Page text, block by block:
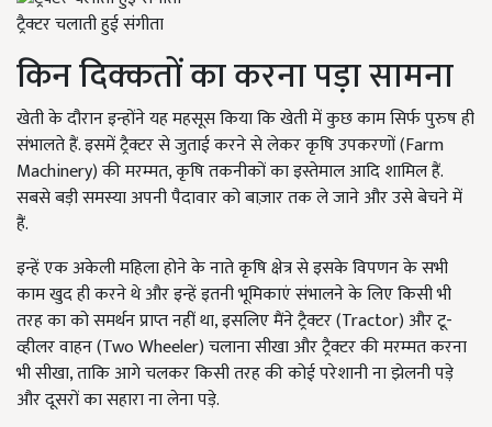
ट्रैक्टर चलाती हुई संगीता
किन दिक्कतों का करना पड़ा सामना
खेती के दौरान इन्होंने यह महसूस किया कि खेती में कुछ काम सिर्फ पुरुष ही
संभालते हैं. इसमें ट्रैक्टर से जुताई करने से लेकर कृषि उपकरणों (Farm
Machinery) की मरम्मत, कृषि तकनीकों का इस्तेमाल आदि शामिल हैं.
सबसे बड़ी समस्या अपनी पैदावार को बाज़ार तक ले जाने और उसे बेचने में
हैं.
इन्हें एक अकेली महिला होने के नाते कृषि क्षेत्र से इसके विपणन के सभी
काम खुद ही करने थे और इन्हें इतनी भूमिकाएं संभालने के लिए किसी भी
तरह का को समर्थन प्राप्त नहीं था, इसलिए मैंने ट्रैक्टर (Tractor) और टू-
व्हीलर वाहन (Two Wheeler) चलाना सीखा और ट्रैक्टर की मरम्मत करना
भी सीखा, ताकि आगे चलकर किसी तरह की कोई परेशानी ना झेलनी पड़े
और दूसरों का सहारा ना लेना पड़े.